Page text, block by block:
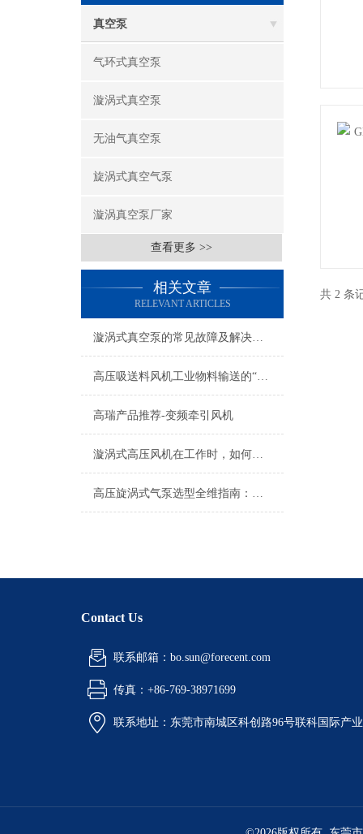
真空泵
气环式真空泵
漩涡式真空泵
无油气真空泵
旋涡式真空气泵
漩涡真空泵厂家
查看更多 >>
相关文章
RELEVANT ARTICLES
漩涡式真空泵的常见故障及解决方法
高压吸送料风机工业物料输送的“动力心脏”
高瑞产品推荐-变频牵引风机
漩涡式高压风机在工作时，如何降低噪音？
高压旋涡式气泵选型全维指南：从参数匹配到场景化应用的智能决策模型
共 2 条
Contact Us
联系邮箱：bo.sun@forecent.com
传真：+86-769-38971699
联系地址：东莞市南城区科创路96号联科国际产